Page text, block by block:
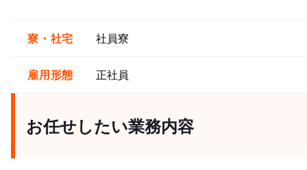
寮・社宅 社員寮
雇用形態 正社員
お任せしたい業務内容